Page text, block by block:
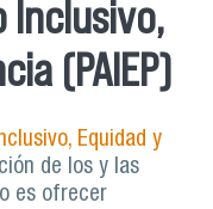
Inclusivo,
(PAIEP)
Equidad y
de los y las
es ofrecer